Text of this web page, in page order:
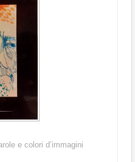
e colori d’immagini